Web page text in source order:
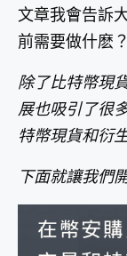
文章我會告訴
前需要做什麽
除了比特幣現
展也吸引了很
特幣現貨和衍
下面就讓我們